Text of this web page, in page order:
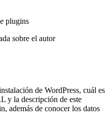
plugins
sobre el autor
de WordPress, cuál es
y la descripción de este
además de conocer los datos